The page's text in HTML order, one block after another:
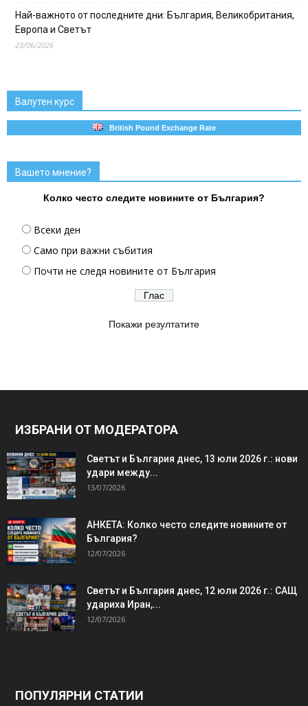
Най-важното от последните дни: България, Великобритания,
Европа и Светът
23/06/2026
Валутен курс
British Pound Exchange Rate
Вашето мнение?
Колко често следите новините от България?
Всеки ден
Само при важни събития
Почти не следя новините от България
Покажи резултатите
ИЗБРАНИ ОТ МОДЕРАТОРА
Светът и България днес, 13 юли 2026 г.: нови
удари между...
13/07/2026
АНКЕТА: Колко често следите новините от
България?
12/07/2026
Светът и България днес, 12 юли 2026 г.: САЩ
удариха Иран,...
12/07/2026
ПОПУЛЯРНИ СТАТИИ